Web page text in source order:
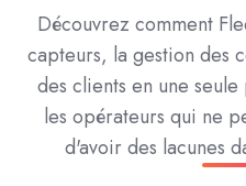
Découvrez comment
capteurs, la gestion des
des clients en une
les opérateurs qui ne
d'avoir des lacunes